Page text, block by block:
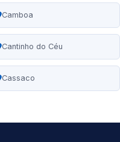
Camboa
Cantinho do Céu
Cassaco